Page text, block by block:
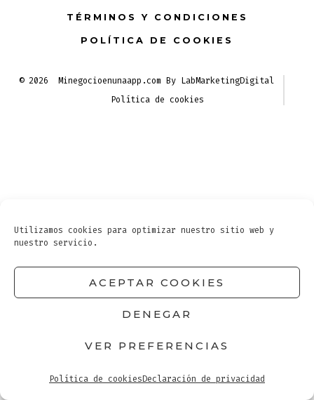
Utilizamos cookies para optimizar nuestro sitio web y
nuestro servicio.
ACEPTAR COOKIES
DENEGAR
VER PREFERENCIAS
Política de cookiesDeclaración de privacidad
TÉRMINOS Y CONDICIONES
POLÍTICA DE COOKIES
© 2026Minegocioenunaapp.com By LabMarketingDigital
Política de cookies